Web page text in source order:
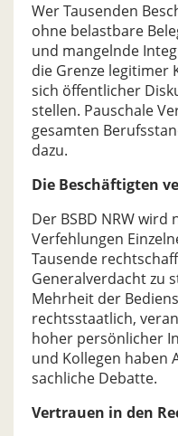
Wer Tausenden
ohne belastbare
und mangelnde
die Grenze legitimer
sich öffentlicher
stellen. Pauschale
gesamten
dazu.
Die Beschäftigten
Der BSBD NRW
Verfehlungen
Tausende
Generalverdacht zu
Mehrheit der
rechtsstaatlich,
hoher persönlicher
und Kollegen haben
sachliche Debatte.
Vertrauen in den